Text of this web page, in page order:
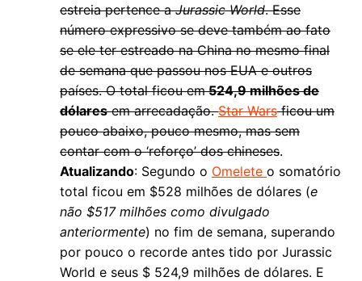
estreia pertence aJurassic World. Esse
número expressivo se deve também ao fato
se ele ter estreado na China no mesmo final
de semana que passou nos EUA e outros
países. O total ficou em524,9 milhões de
dólaresem arrecadação.Star Warsficou um
pouco abaixo, pouco mesmo, mas sem
contar com o ‘reforço’ dos chineses.
Atualizando: Segundo o Omelete o somatório
total ficou em $528 milhões de dólares (e
não $517 milhões como divulgado
anteriormente) no fim de semana, superando
por pouco o recorde antes tido por Jurassic
World e seus $ 524,9 milhões de dólares. E